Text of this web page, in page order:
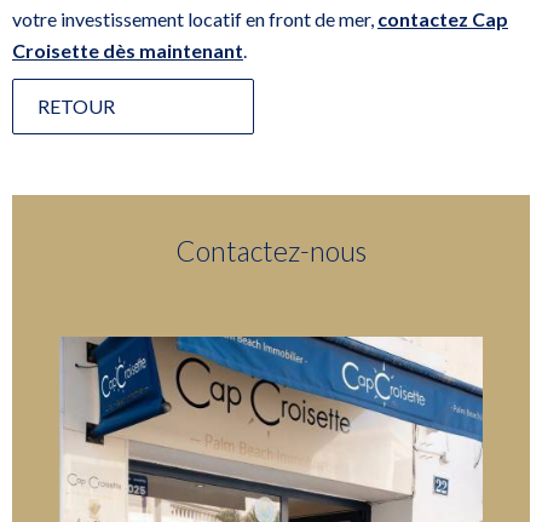
votre investissement locatif en front de mer, contactez Cap
Croisette dès maintenant
RETOUR
Contactez-nous